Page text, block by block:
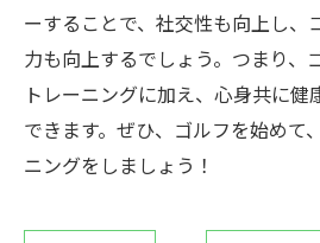
ーすることで、社交性も向上し、
力も向上するでしょう。つまり、
トレーニングに加え、心身共に
できます。ぜひ、ゴルフを始めて
ニングをしましょう！